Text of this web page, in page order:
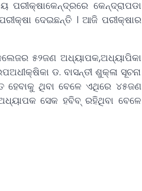
ପରୀକ୍ଷାକେନ୍ଦ୍ରରେ କେନ୍ଦ୍ରାପଡା
ଦେଇଛନ୍ତି । ଆଜି ପରୀକ୍ଷାର
୫୨ଜଣ ଅଧ୍ୟାପକ,ଅଧ୍ୟାପିକା
ଡ. ବାସନ୍ତୀ ଶୁକ୍ଳା ସୂଚନା
ହେବାକୁ ଥିବା ବେଳେ ଏଥିରେ ୪୫ଜଣ
ସେକ ହବିବ୍ ରହିଥିବା ବେଳେ